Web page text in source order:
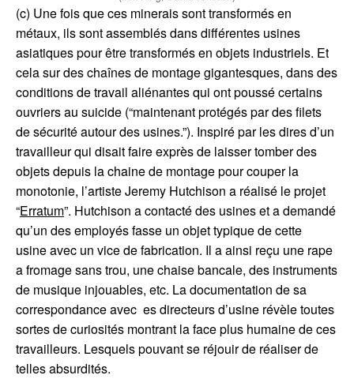
(c) Une fois que ces minerais sont transformés en
métaux, ils sont assemblés dans différentes usines
asiatiques pour être transformés en objets industriels. Et
cela sur des chaînes de montage gigantesques, dans des
conditions de travail aliénantes qui ont poussé certains
ouvriers au suicide (“maintenant protégés par des filets
de sécurité autour des usines.”). Inspiré par les dires d’un
travailleur qui disait faire exprès de laisser tomber des
objets depuis la chaine de montage pour couper la
monotonie, l’artiste Jeremy Hutchison a réalisé le projet
“Erratum”. Hutchison a contacté des usines et a demandé
qu’un des employés fasse un objet typique de cette
usine avec un vice de fabrication. Il a ainsi reçu une rape
a fromage sans trou, une chaise bancale, des instruments
de musique injouables, etc. La documentation de sa
correspondance avec es directeurs d’usine révèle toutes
sortes de curiosités montrant la face plus humaine de ces
travailleurs. Lesquels pouvant se réjouir de réaliser de
telles absurdités.